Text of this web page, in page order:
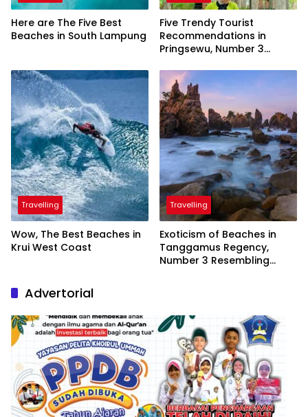
Here are The Five Best
Beaches in South Lampung
Five Trendy Tourist
Recommendations in
Pringsewu, Number 3
President
Travelling
Wow, The Best Beaches in
Krui West Coast
Travelling
Exoticism of Beaches in
Tanggamus Regency,
Number 3 Resembling
Advertorial